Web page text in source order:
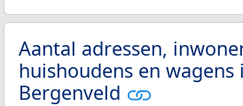
Aantal adressen,
huishoudens en
Bergenveld